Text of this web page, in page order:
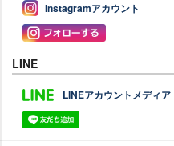
Instagramアカウント
LINE
LINEアカウントメディア